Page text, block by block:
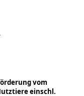
vom
einschl.